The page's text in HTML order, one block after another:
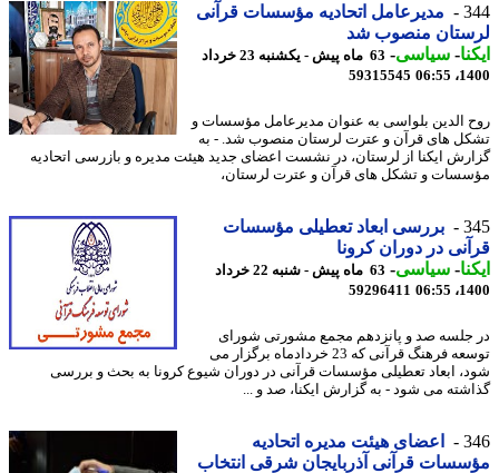
مدیرعامل اتحادیه مؤسسات قرآنی
منصوب شد
-سیاسی-
63 ماه پیش - یکشنبه 23 خرداد
59315545
الدین بلواسی به عنوان مدیرعامل مؤسسات و
های قرآن و عترت لرستان منصوب شد. - به
ایکنا از لرستان، در نشست اعضای جدید هیئت مدیره و بازرسی اتحادیه
و تشکل های قرآن و عترت لرستان،
بررسی ابعاد تعطیلی مؤسسات
در دوران کرونا
-سیاسی-
63 ماه پیش - شنبه 22 خرداد
59296411
صد و پانزدهم مجمع مشورتی شورای
توسعه فرهنگ قرآنی که 23 خردادماه برگزار می
ابعاد تعطیلی مؤسسات قرآنی در دوران شیوع کرونا به بحث و بررسی
می شود - به گزارش ایکنا، صد و ...
اعضای هیئت مدیره اتحادیه
قرآنی آذربایجان شرقی انتخاب